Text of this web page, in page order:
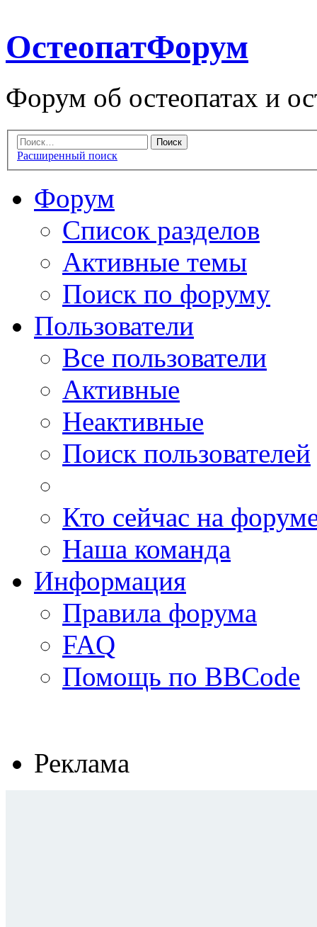
ОстеопатФорум
Форум об остеопатах и
Расширенный поиск
Форум
Список разделов
Активные темы
Поиск по форуму
Пользователи
Все пользователи
Активные
Неактивные
Поиск пользователей
Кто сейчас на
Наша команда
Информация
Правила форума
FAQ
Помощь по BBCode
Реклама